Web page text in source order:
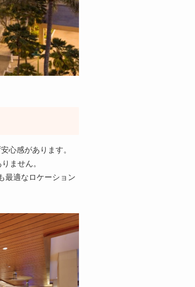
心感があります。
ません。
最適なロケーション